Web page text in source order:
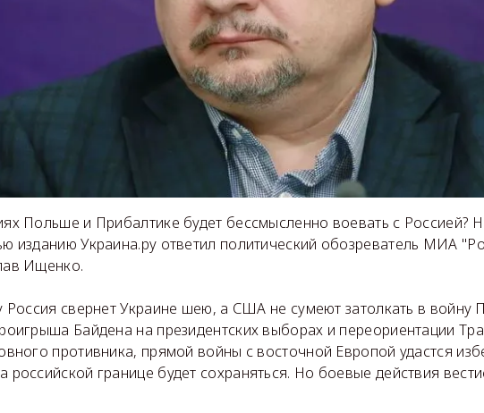
Польше и Прибалтике будет бессмысленно воевать с Россией?
изданию Украина.ру ответил политический обозреватель МИА
Ищенко.
Россия свернет Украине шею, а США не сумеют затолкать в войну
Байдена на президентских выборах и переориентации
противника, прямой войны с восточной Европой удастся
российской границе будет сохраняться. Но боевые действия